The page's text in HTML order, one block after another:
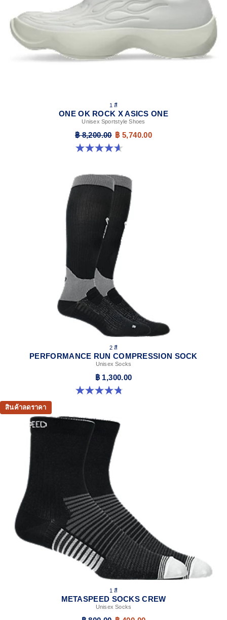
1 สี
ONE OK ROCK X ASICS ONE
Unisex Sportstyle Shoes
฿ 8,200.00 ฿ 5,740.00
4.6 จาก 5 ดาว 24 รีวิว
2 สี
PERFORMANCE RUN COMPRESSION SOCK
Unisex Socks
฿ 1,300.00
4.8 จาก 5 ดาว 28 รีวิว
สินค้าลดราคา
1 สี
METASPEED SOCKS CREW
Unisex Socks